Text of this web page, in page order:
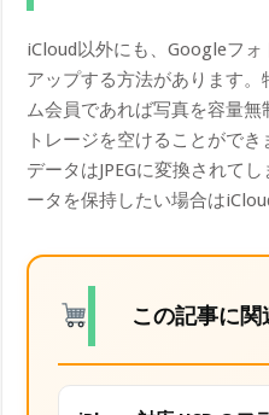
iCloud以外にも、Googleフ
アップする方法があります
ム会員であれば写真を容量
トレージを空けることがで
データはJPEGに変換されて
ータを保持したい場合は
この記事に